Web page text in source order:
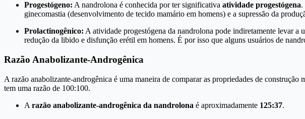
Progestógeno: A nandrolona é conhecida por ter significativa atividade progestógena.
ginecomastia (desenvolvimento de tecido mamário em homens) e a supressão da
Prolactinogênico: A atividade progestógena da nandrolona pode indiretamente levar
redução da libido e disfunção erétil em homens. É por isso que alguns usuários de
Razão Anabolizante-Androgênica
A razão anabolizante-androgênica é uma maneira de comparar as propriedades de
tem uma razão de 100:100.
A razão anabolizante-androgênica da nandrolona é aproximadamente 125:37.